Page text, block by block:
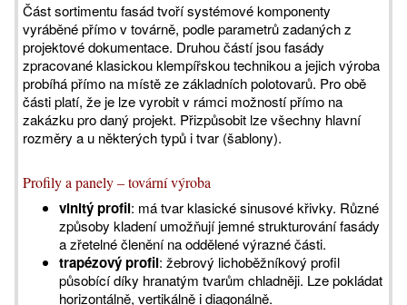
Část sortimentu fasád tvoří systémové komponenty
vyráběné přímo v továrně, podle parametrů zadaných z
projektové dokumentace. Druhou částí jsou fasády
zpracované klasickou klempířskou technikou a jejich výroba
probíhá přímo na místě ze základních polotovarů. Pro obě
části platí, že je lze vyrobit v rámci možností přímo na
zakázku pro daný projekt. Přizpůsobit lze všechny hlavní
rozměry a u některých typů i tvar (šablony).
Profily a panely – tovární výroba
vlnitý profil: má tvar klasické sinusové křivky. Různé
způsoby kladení umožňují jemné strukturování fasády
a zřetelné členění na oddělené výrazné části.
trapézový profil: žebrový lichoběžníkový profil
působící díky hranatým tvarům chladněji. Lze pokládat
horizontálně, vertikálně i diagonálně.